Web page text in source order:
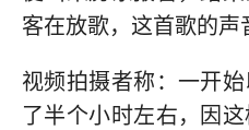
客在放歌，这首歌的声
视频拍摄者称：一开
了半个小时左右，因